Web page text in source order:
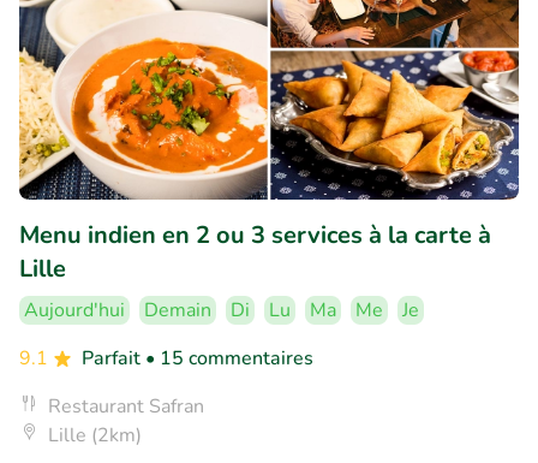
Menu indien en 2 ou 3 services à la carte à
Lille
Aujourd'hui Demain Di Lu Ma Me
Je
9.1
Parfait • 15 commentaires
Restaurant Safran
Lille (2km)